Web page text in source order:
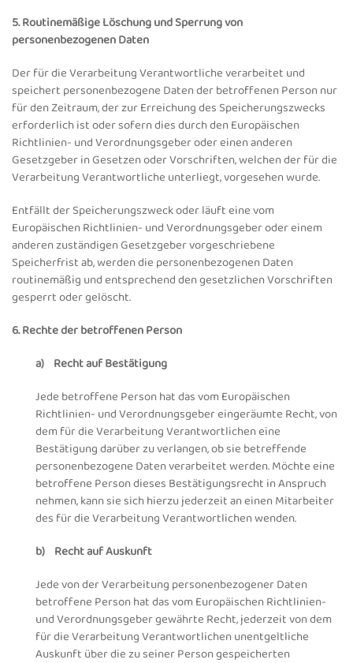
5. Routinemäßige Löschung und Sperrung von
personenbezogenen Daten
Der für die Verarbeitung Verantwortliche verarbeitet und
speichert personenbezogene Daten der betroffenen Person nur
für den Zeitraum, der zur Erreichung des Speicherungszwecks
erforderlich ist oder sofern dies durch den Europäischen
Richtlinien- und Verordnungsgeber oder einen anderen
Gesetzgeber in Gesetzen oder Vorschriften, welchen der für die
Verarbeitung Verantwortliche unterliegt, vorgesehen wurde.
Entfällt der Speicherungszweck oder läuft eine vom
Europäischen Richtlinien- und Verordnungsgeber oder einem
anderen zuständigen Gesetzgeber vorgeschriebene
Speicherfrist ab, werden die personenbezogenen Daten
routinemäßig und entsprechend den gesetzlichen Vorschriften
gesperrt oder gelöscht.
6. Rechte der betroffenen Person
a) Recht auf Bestätigung
Jede betroffene Person hat das vom Europäischen
Richtlinien- und Verordnungsgeber eingeräumte Recht, von
dem für die Verarbeitung Verantwortlichen eine
Bestätigung darüber zu verlangen, ob sie betreffende
personenbezogene Daten verarbeitet werden. Möchte eine
betroffene Person dieses Bestätigungsrecht in Anspruch
nehmen, kann sie sich hierzu jederzeit an einen Mitarbeiter
des für die Verarbeitung Verantwortlichen wenden.
b) Recht auf Auskunft
Jede von der Verarbeitung personenbezogener Daten
betroffene Person hat das vom Europäischen Richtlinien-
und Verordnungsgeber gewährte Recht, jederzeit von dem
für die Verarbeitung Verantwortlichen unentgeltliche
Auskunft über die zu seiner Person gespeicherten